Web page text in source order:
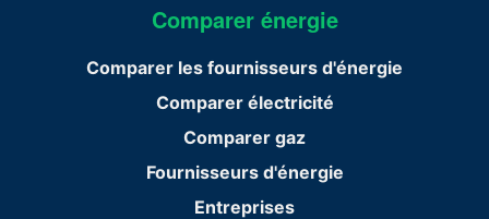
Comparer énergie
Comparer les fournisseurs d'énergie
Comparer électricité
Comparer gaz
Fournisseurs d'énergie
Entreprises